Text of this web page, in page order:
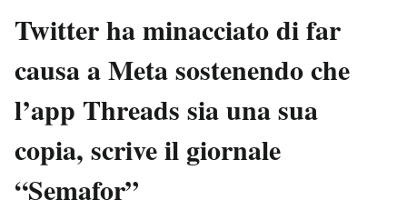
Italia
Politica
Tecnologia
Internet
Scienza
Cultura
Moda
Consumismi
Storie/Idee
Media
Twitter ha minacciato di far
causa a Meta sostenendo che
l’app Threads sia una sua
copia, scrive il giornale
“Semafor”